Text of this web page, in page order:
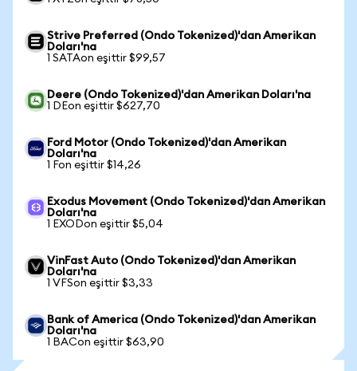
Strive Preferred (Ondo Tokenized)'dan Amerikan
Doları'na
1 SATAon eşittir $99,57
Deere (Ondo Tokenized)'dan Amerikan Doları'na
1 DEon eşittir $627,70
Ford Motor (Ondo Tokenized)'dan Amerikan
Doları'na
1 Fon eşittir $14,26
Exodus Movement (Ondo Tokenized)'dan Amerikan
Doları'na
1 EXODon eşittir $5,04
VinFast Auto (Ondo Tokenized)'dan Amerikan
Doları'na
1 VFSon eşittir $3,33
Bank of America (Ondo Tokenized)'dan Amerikan
Doları'na
1 BACon eşittir $63,90